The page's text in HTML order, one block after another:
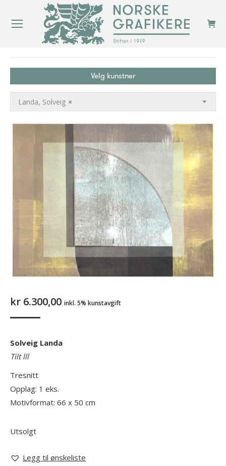
Velg kunstner
×
Landa, Solveig
kr 6.300,00 inkl. 5% kunstavgift
Solveig Landa
Tilt lll
Tresnitt
Opplag: 1 eks.
Motivformat: 66 x 50 cm
Utsolgt
Legg til ønskeliste